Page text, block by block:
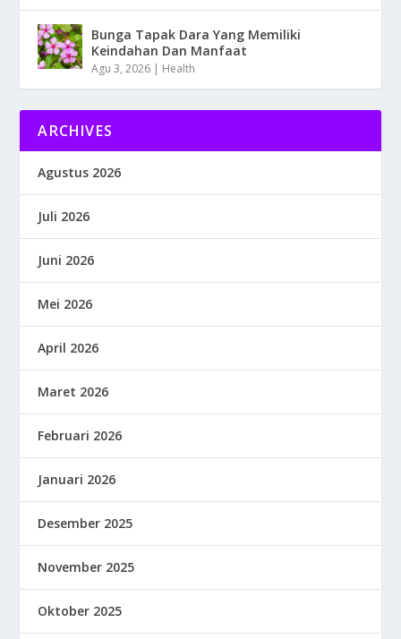
Bunga Tapak Dara Yang Memiliki
Keindahan Dan Manfaat
Agu 3, 2026 | Health
ARCHIVES
Agustus 2026
Juli 2026
Juni 2026
Mei 2026
April 2026
Maret 2026
Februari 2026
Januari 2026
Desember 2025
November 2025
Oktober 2025